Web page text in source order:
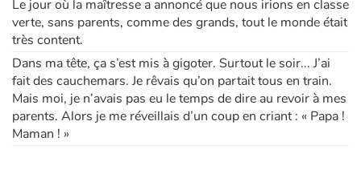
Le jour où la maîtresse a annoncé que nous irions en classe
verte, sans parents, comme des grands, tout le monde était
très content.
Dans ma tête, ça s’est mis à gigoter. Surtout le soir... J’ai
fait des cauchemars. Je rêvais qu’on partait tous en train.
Mais moi, je n’avais pas eu le temps de dire au revoir à mes
parents. Alors je me réveillais d’un coup en criant : « Papa !
Maman ! »